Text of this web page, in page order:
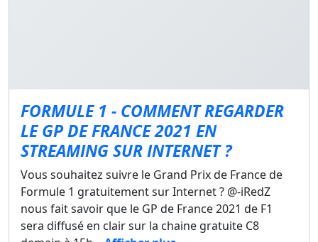
FORMULE 1 - COMMENT REGARDER
LE GP DE FRANCE 2021 EN
STREAMING SUR INTERNET ?
Vous souhaitez suivre le Grand Prix de France de
Formule 1 gratuitement sur Internet ? @-iRedZ
nous fait savoir que le GP de France 2021 de F1
sera diffusé en clair sur la chaine gratuite C8